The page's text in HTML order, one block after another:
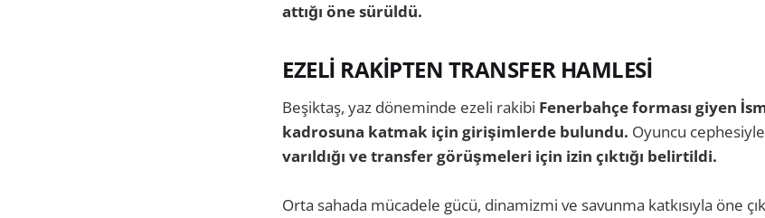
attığı öne sürüldü.
EZELİ RAKİPTEN TRANSFER HAMLESİ
Beşiktaş, yaz döneminde ezeli rakibi Fenerbahçe forması giyen
kadrosuna katmak için girişimlerde bulundu. Oyuncu cephesiyle
varıldığı ve transfer görüşmeleri için izin çıktığı belirtildi.
Orta sahada mücadele gücü, dinamizmi ve savunma katkısıyla öne